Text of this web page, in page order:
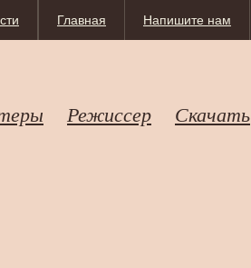
Напишите нам
Главная
Режиссер Скачать